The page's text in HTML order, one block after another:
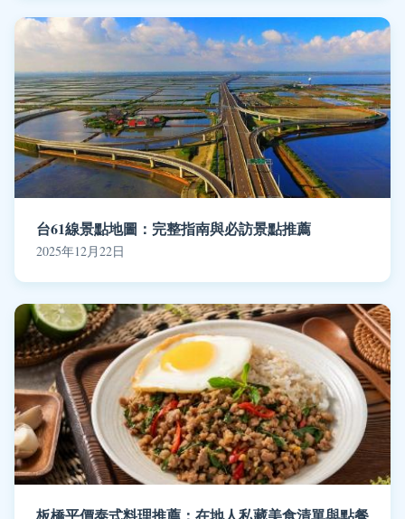
台61線景點地圖：完整指南與必訪景點推薦
2025年12月22日